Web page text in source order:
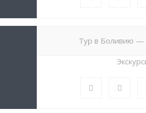
Тур в Боливию —